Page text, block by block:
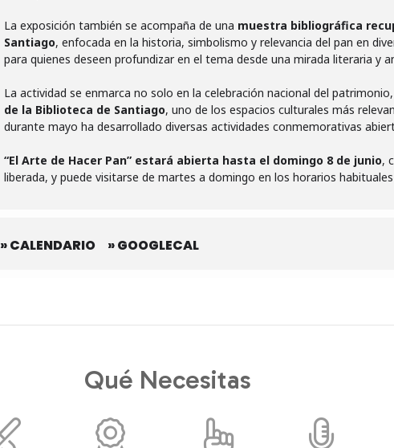
La exposición también se acompaña de una muestra bibliográfica
Santiago, enfocada en la historia, simbolismo y relevancia del pan en
para quienes deseen profundizar en el tema desde una mirada literaria y
La actividad se enmarca no solo en la celebración nacional del
de la Biblioteca de Santiago, uno de los espacios culturales más
durante mayo ha desarrollado diversas actividades conmemorativas
“El Arte de Hacer Pan” estará abierta hasta el domingo 8 de junio,
liberada, y puede visitarse de martes a domingo en los horarios
» CALENDARIO » GOOGLECAL
Qué Necesitas